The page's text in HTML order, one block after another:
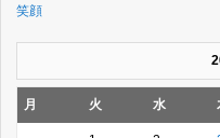
笑顔
月 火 水